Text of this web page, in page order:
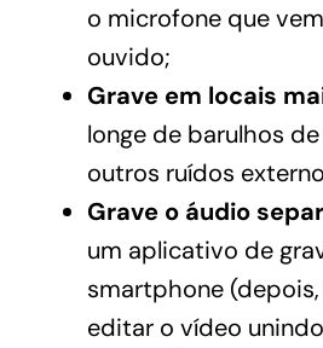
o microfone que
ouvido;
Grave em locais
longe de barulhos
outros ruídos
Grave o áudio
um aplicativo de
smartphone
editar o vídeo